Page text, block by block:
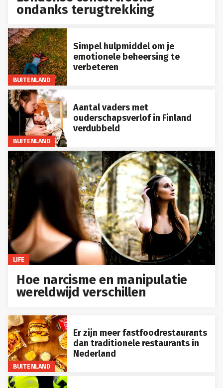
ondanks terugtrekking
BUITENLAND
Simpel hulpmiddel om je
emotionele beheersing te
verbeteren
BUITENLAND
Aantal vaders met
ouderschapsverlof in Finland
verdubbeld
LIFE
Hoe narcisme en manipulatie
wereldwijd verschillen
BUITENLAND
Er zijn meer fastfoodrestaurants
dan traditionele restaurants in
Nederland